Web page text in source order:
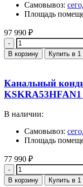
Самовывоз:
Площадь
97 990 ₽
Количество
В корзину Купить в 1
Канальный
В наличии:
Самовывоз:
Площадь
77 990 ₽
Количество
В корзину Купить в 1